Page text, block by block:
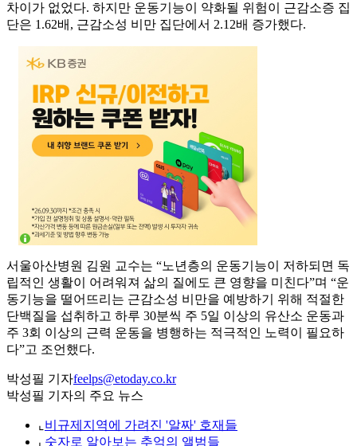
차이가 없었다. 하지만 운동기능이 약화될 위험이 근감소증 집
단은 1.62배, 근감소성 비만 집단에서 2.12배 증가했다.
서울아산병원 김원 교수는 “노년층의 운동기능이 저하되면 독
립적인 생활이 어려워져 삶의 질에도 큰 영향을 미친다”며 “운
동기능을 떨어뜨리는 근감소성 비만을 예방하기 위해 적절한
단백질을 섭취하고 하루 30분씩 주 5일 이상의 유산소 운동과
주 3회 이상의 근력 운동을 병행하는 적극적인 노력이 필요하
다”고 조언했다.
박성필 기자feelps@etoday.co.kr
박성필 기자의 주요 뉴스
⌞ 비규제지역에 가려진 '알짜' 호재들
⌞ 숫자로 알아보는 추억의 앨범들